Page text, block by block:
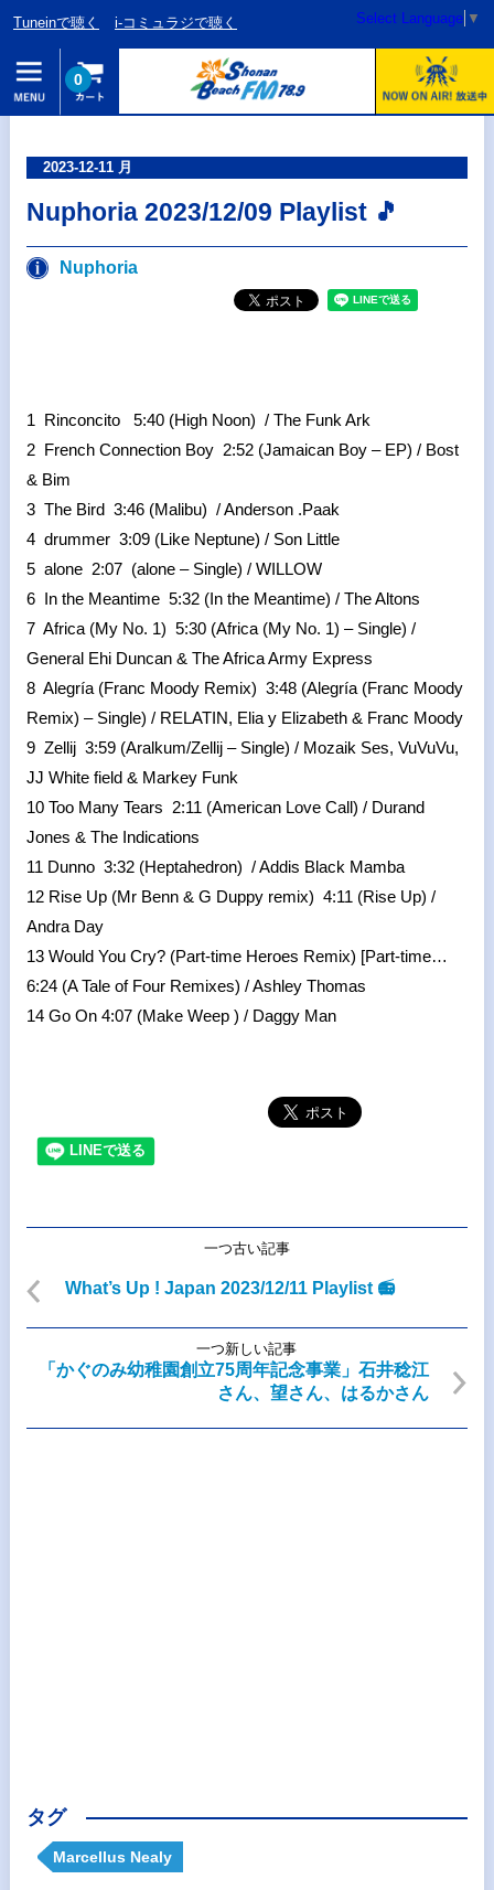
Tuneinで聴く i-コミュラジで聴く Select Language ▼
0
2023-12-11 月
Nuphoria 2023/12/09 Playlist 🎵
Nuphoria
1 Rinconcito 5:40 (High Noon) / The Funk Ark
2 French Connection Boy 2:52 (Jamaican Boy – EP) / Bost
& Bim
3 The Bird 3:46 (Malibu) / Anderson .Paak
4 drummer 3:09 (Like Neptune) / Son Little
5 alone 2:07 (alone – Single) / WILLOW
6 In the Meantime 5:32 (In the Meantime) / The Altons
7 Africa (My No. 1) 5:30 (Africa (My No. 1) – Single) /
General Ehi Duncan & The Africa Army Express
8 Alegría (Franc Moody Remix) 3:48 (Alegría (Franc Moody
Remix) – Single) / RELATIN, Elia y Elizabeth & Franc Moody
9 Zellij 3:59 (Aralkum/Zellij – Single) / Mozaik Ses, VuVuVu,
JJ White field & Markey Funk
10 Too Many Tears 2:11 (American Love Call) / Durand
Jones & The Indications
11 Dunno 3:32 (Heptahedron) / Addis Black Mamba
12 Rise Up (Mr Benn & G Duppy remix) 4:11 (Rise Up) /
Andra Day
13 Would You Cry? (Part-time Heroes Remix) [Part-time…
6:24 (A Tale of Four Remixes) / Ashley Thomas
14 Go On 4:07 (Make Weep ) / Daggy Man
一つ古い記事
What’s Up ! Japan 2023/12/11 Playlist 📻
一つ新しい記事
「かぐのみ幼稚園創立75周年記念事業」石井稔江
さん、望さん、はるかさん
タグ
Marcellus Nealy